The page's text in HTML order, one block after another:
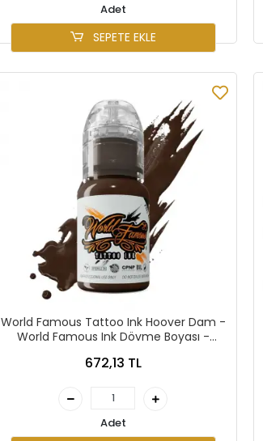
Adet
SEPETE EKLE
World Famous Tattoo Ink Hoover Dam -
World Famous Ink Dövme Boyası -
672,13 TL
Adet